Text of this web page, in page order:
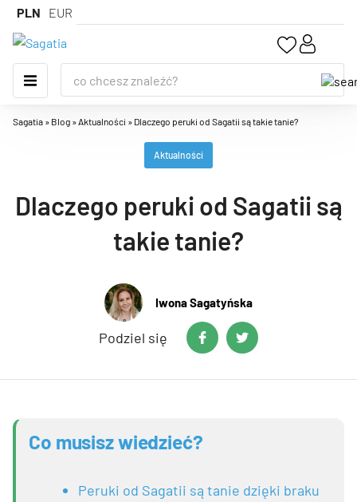
PLN EUR
Sagatia » Blog »Aktualności » Dlaczego peruki od Sagatii są takie tanie?
Aktualności
Dlaczego peruki od Sagatii są
takie tanie?
Iwona Sagatyńska
Podziel się
Co musisz wiedzieć?
Peruki od Sagatii są tanie dzięki braku